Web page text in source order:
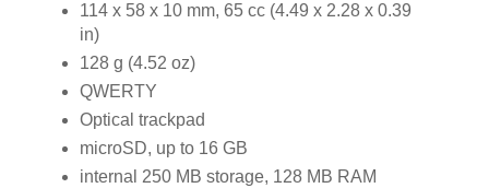
114 x 58 x 10 mm, 65 cc (4.49 x 2.28 x 0.39
in)
128 g (4.52 oz)
QWERTY
Optical trackpad
microSD, up to 16 GB
internal 250 MB storage, 128 MB RAM